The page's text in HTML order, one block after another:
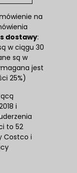
na
dostawy:
w ciągu 30
są w
jest
25%)
i
to 52
Costco i